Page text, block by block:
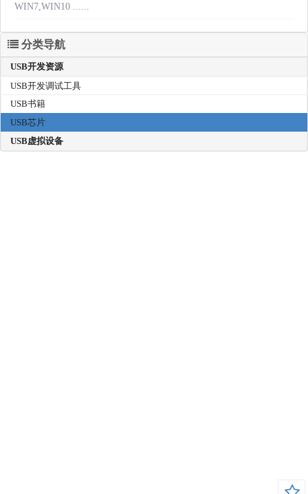
WIN7,WIN10 ......
分类导航
USB开发资源
USB开发调试工具
USB书籍
USB芯片
USB虚拟设备